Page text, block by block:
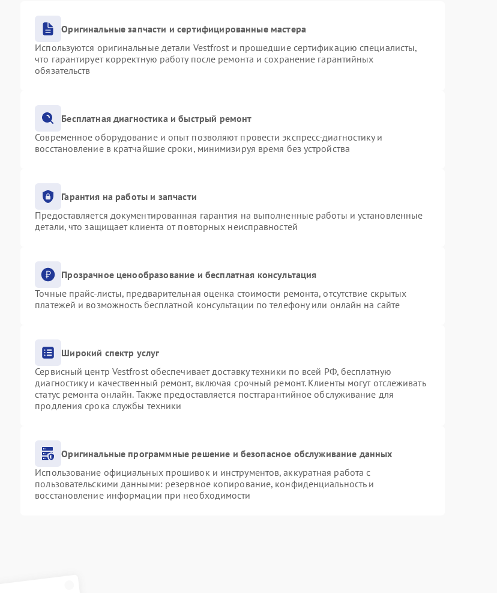
Оригинальные запчасти и сертифицированные мастера
Используются оригинальные детали Vestfrost и прошедшие сертификацию специалисты,
что гарантирует корректную работу после ремонта и сохранение гарантийных
обязательств
Бесплатная диагностика и быстрый ремонт
Современное оборудование и опыт позволяют провести экспресс-диагностику и
восстановление в кратчайшие сроки, минимизируя время без устройства
Гарантия на работы и запчасти
Предоставляется документированная гарантия на выполненные работы и установленные
детали, что защищает клиента от повторных неисправностей
Прозрачное ценообразование и бесплатная консультация
Точные прайс-листы, предварительная оценка стоимости ремонта, отсутствие скрытых
платежей и возможность бесплатной консультации по телефону или онлайн на сайте
Широкий спектр услуг
Сервисный центр Vestfrost обеспечивает доставку техники по всей РФ, бесплатную
диагностику и качественный ремонт, включая срочный ремонт. Клиенты могут отслеживать
статус ремонта онлайн. Также предоставляется постгарантийное обслуживание для
продления срока службы техники
Оригинальные программные решение и безопасное обслуживание данных
Использование официальных прошивок и инструментов, аккуратная работа с
пользовательскими данными: резервное копирование, конфиденциальность и
восстановление информации при необходимости